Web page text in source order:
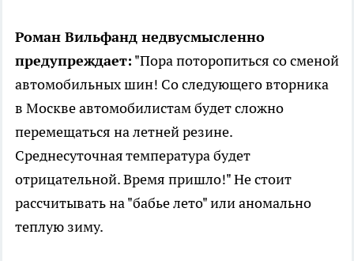
Роман Вильфанд недвусмысленно
предупреждает: "Пора поторопиться со сменой
автомобильных шин! Со следующего вторника
в Москве автомобилистам будет сложно
перемещаться на летней резине.
Среднесуточная температура будет
отрицательной. Время пришло!" Не стоит
рассчитывать на "бабье лето" или аномально
теплую зиму.